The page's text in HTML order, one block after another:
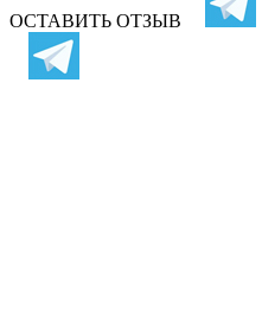
ОСТАВИТЬ ОТЗЫВ